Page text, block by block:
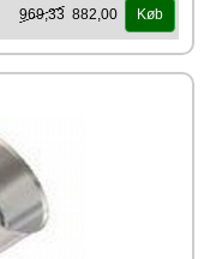
969,33 882,00 Køb